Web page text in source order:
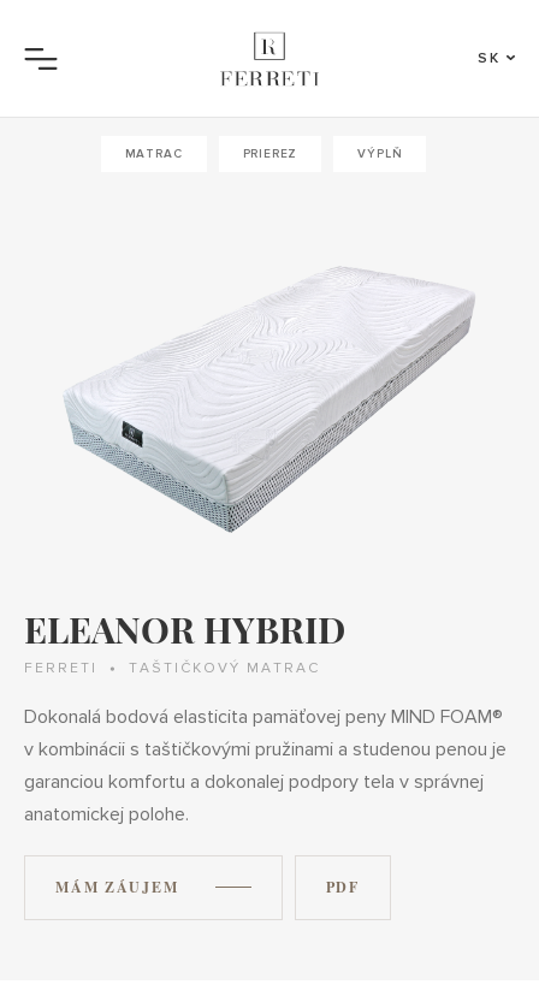
Menu
SK
MATRAC PRIEREZ VÝPLŇ
ELEANOR HYBRID
FERRETI TAŠTIČKOVÝ MATRAC
Dokonalá bodová elasticita pamäťovej peny MIND FOAM®
v kombinácii s taštičkovými pružinami a studenou penou je
garanciou komfortu a dokonalej podpory tela v správnej
anatomickej polohe.
MÁM ZÁUJEM PDF